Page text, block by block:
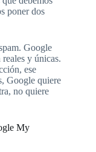
poner dos
Google
y únicas.
ese
Google quiere
no quiere
My